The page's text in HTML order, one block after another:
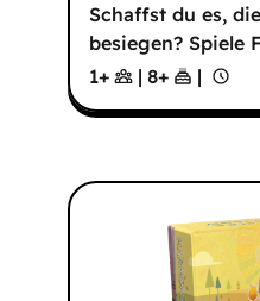
Schaffst du es,
besiegen? Spiele
1+
| 8+ |